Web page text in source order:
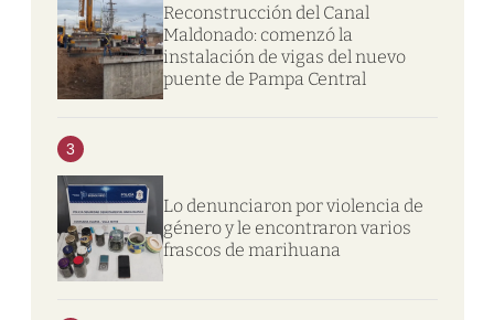
Reconstrucción del Canal
Maldonado: comenzó la
instalación de vigas del nuevo
puente de Pampa Central
3
Lo denunciaron por violencia de
género y le encontraron varios
frascos de marihuana